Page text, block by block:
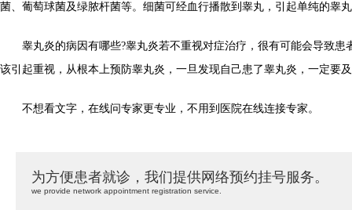
菌、葡萄球菌及绿脓杆菌等。细菌可经血行播散到睾丸，引起单纯的睾
睾丸炎的病因有哪些?睾丸炎若不重视对症治疗，很有可能会导致患
该引起重视，从根本上预防睾丸炎，一旦发现自己患了睾丸炎，一定要
不想看文字，在线问专家更专业，不用到医院在线连接专家。
为方便患者就诊，我们提供网络预约挂号服务。
we provide network appointment registration service.